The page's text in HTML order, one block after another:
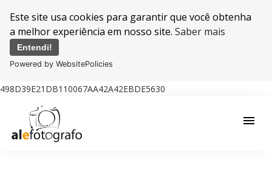
Este site usa cookies para garantir que você obtenha
a melhor experiência em nosso site. Saber mais
Entendi!
Powered by WebsitePolicies
498D39E21DB110067AA42A42EBDE5630
menu